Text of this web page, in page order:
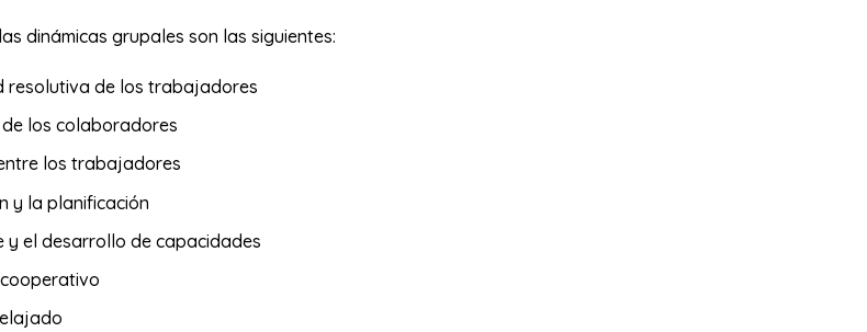
dinámicas grupales son las siguientes:
resolutiva de los trabajadores
los colaboradores
los trabajadores
y la planificación
y el desarrollo de capacidades